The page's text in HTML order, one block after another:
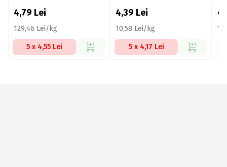
4,79 Lei
129,46 Lei/kg
5 x 4,55 Lei
4,39 Lei
10,58 Lei/kg
5 x 4,17 Lei